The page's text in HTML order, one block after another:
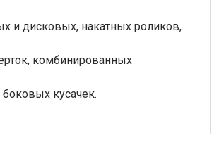
и дисковых, накатных роликов,
комбинированных
кусачек.